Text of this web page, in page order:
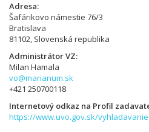
Adresa
Šafárikovo námestie 76/3
Bratislava
81102, Slovenská republika
Administrátor VZ
Milan Hamala
vo@marianum.sk
+421 250700118
Internetový odkaz na Profil
https://www.uvo.gov.sk/